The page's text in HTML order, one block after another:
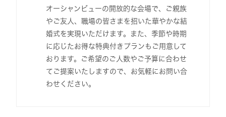
オーシャンビューの開放的な会場で、ご親族
やご友人、職場の皆さまを招いた華やかな結
婚式を実現いただけます。また、季節や時期
に応じたお得な特典付きプランもご用意して
おります。ご希望のご人数やご予算に合わせ
てご提案いたしますので、お気軽にお問い合
わせください。